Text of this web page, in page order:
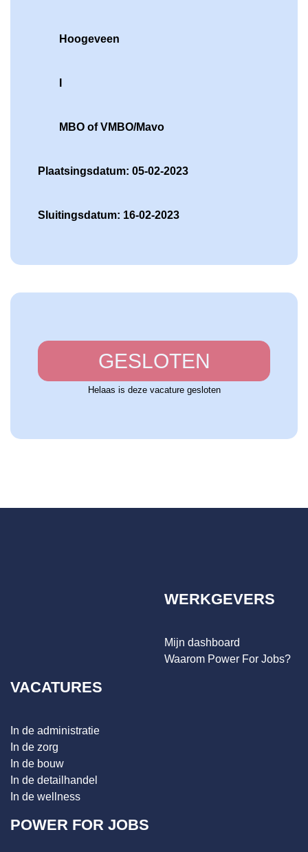
Hoogeveen
MBO of VMBO/Mavo
Plaatsingsdatum: 05-02-2023
Sluitingsdatum: 16-02-2023
GESLOTEN
Helaas is deze vacature gesloten
WERKGEVERS
Mijn dashboard
Waarom Power For Jobs?
VACATURES
In de administratie
In de zorg
In de bouw
In de detailhandel
In de wellness
POWER FOR JOBS